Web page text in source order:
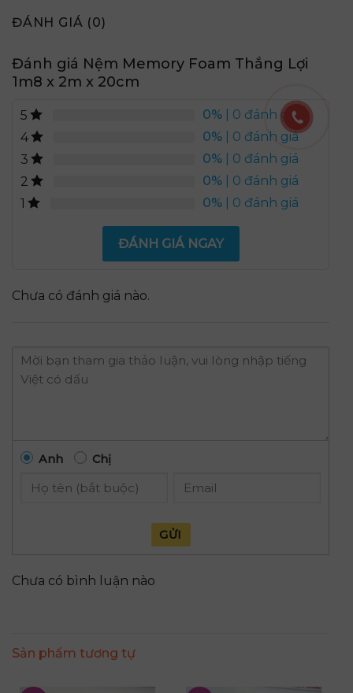
ĐÁNH GIÁ (0)
Đánh giá Nệm Memory Foam Thắng Lợi
1m8 x 2m x 20cm
5 0% | 0 đánh giá
4
0% | 0 đánh giá
3
0% | 0 đánh giá
2
0% | 0 đánh giá
1
0% | 0 đánh giá
ĐÁNH GIÁ NGAY
Chưa có đánh giá nào.
Anh Chị
GỬI
Chưa có bình luận nào
Sản phẩm tương tự